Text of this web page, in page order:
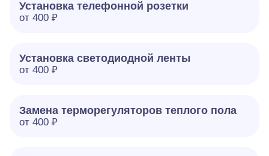
Установка телефонной розетки
от 400 ₽
Установка светодиодной ленты
от 400 ₽
Замена терморегуляторов теплого пола
от 400 ₽